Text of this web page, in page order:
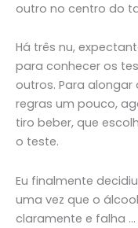
outro no centro do
Há três nu,
para conhecer os
outros. Para
regras um pouco,
tiro beber, que
o teste.
Eu finalmente
uma vez que o
claramente e falha …